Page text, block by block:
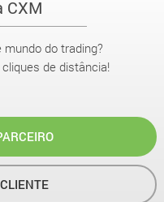
CXM
do trading?
de distância!